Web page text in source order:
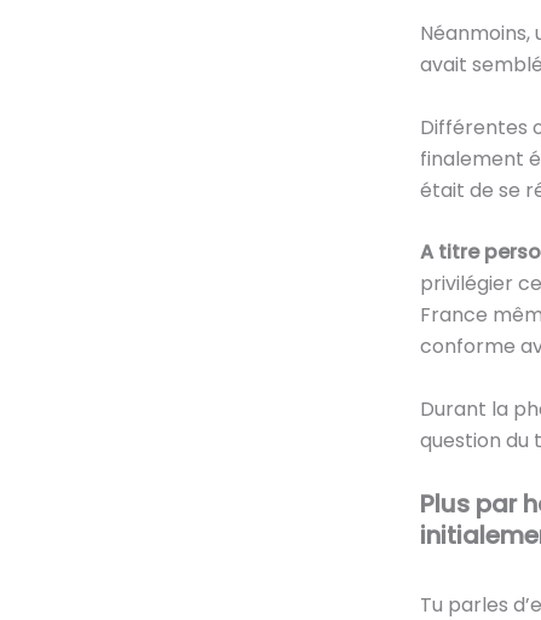
Néanmoins,
avait
Différentes
finalement
était de se
A titre
privilégier
France
conforme
Durant la
question du
Plus par
Tu parles